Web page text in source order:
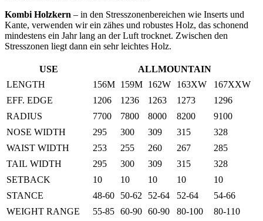
Kombi Holzkern – in den Stresszonenbereichen wie Inserts und
Kante, verwenden wir ein zähes und robustes Holz, das schonend
mindestens ein Jahr lang an der Luft trocknet. Zwischen den
Stresszonen liegt dann ein sehr leichtes Holz.
USE
ALLMOUNTAIN
LENGTH
156M 159M 162W 163XW
167XXW
EFF. EDGE
1206 1236 1263 1273
1296
RADIUS
7700 7800 8000 8200
9100
NOSE WIDTH
295 300 309 315
328
WAIST WIDTH
253 255 260 267
285
TAIL WIDTH
295 300 309 315
328
SETBACK
10 10 10 10
10
STANCE
48-60 50-62 52-64 52-64
54-66
WEIGHT RANGE
55-85 60-90 60-90 80-100
80-110